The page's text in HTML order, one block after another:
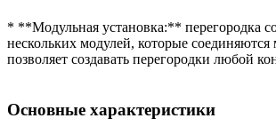
* **Модульная установка:** перегородка
нескольких модулей, которые
позволяет создавать перегородки любой
Основные характеристики